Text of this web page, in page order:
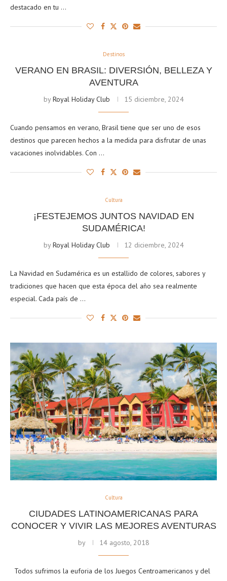
destacado en tu …
Destinos
VERANO EN BRASIL: DIVERSIÓN, BELLEZA Y
AVENTURA
byRoyal Holiday Club 15 diciembre, 2024
Cuando pensamos en verano, Brasil tiene que ser uno de esos
destinos que parecen hechos a la medida para disfrutar de unas
vacaciones inolvidables. Con …
Cultura
¡FESTEJEMOS JUNTOS NAVIDAD EN
SUDAMÉRICA!
byRoyal Holiday Club 12 diciembre, 2024
La Navidad en Sudamérica es un estallido de colores, sabores y
tradiciones que hacen que esta época del año sea realmente
especial. Cada país de …
Cultura
CIUDADES LATINOAMERICANAS PARA
CONOCER Y VIVIR LAS MEJORES AVENTURAS
by 14 agosto, 2018
Todos sufrimos la euforia de los Juegos Centroamericanos y del